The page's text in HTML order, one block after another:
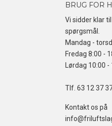
BRUG FOR
Vi sidder klar
spørgsmål.
Mandag -
Fredag 8:00 -
Lørdag 10:00 -
Tlf. 63 12 37
Kontakt os på